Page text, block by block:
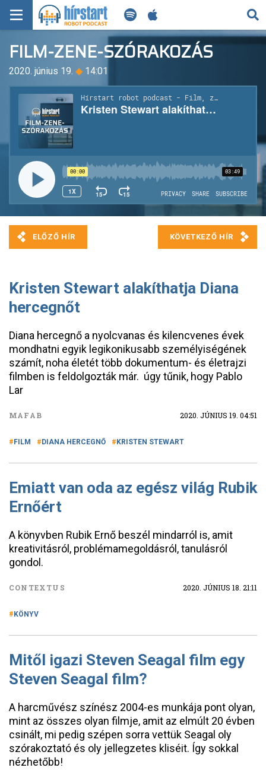
KERESÉS
KEZDŐLAP
FRISS HÍREK
TECH HÍREK
FILM-ZENE-SZÓRAKOZÁS
PLAYLIST
MI AZ A ROBOT PODCAST?
FILM-ZENE-SZÓRAKOZÁS
2020. június 19. ◆ 14:01
Kristen Stewart alakíthatja Diana
hercegnőt
Diana hercegnő a nyolcvanas és kilencvenes évek
mondhatni egyik legikonikusabb személyiségének
számít, noha életét több dokumentum- és életrajzi
filmben is feldolgozták már. úgy tűnik, hogy Pablo
Lar
MAFAB 2020. JÚNIUS 19. 04:51
FILM DIANA HERCEGNŐ KRISTEN STEWART
Emiatt van oda az egész világ Rubik
Ernőért
A könyvben Rubik Ernő beszél mindarról is, amit
kreativitásról, problémamegoldásról, tanulásról
gondol.
CONTEXTUS 2020. JÚNIUS 18. 21:11
KÖNYV
Mitől igazi Steven Seagal film egy
Steven Seagal film?
A harcművész színész 2004-es munkája pont olyan,
mint az összes olyan filmje, amit az elmúlt 20 évben
csinált, mi pedig szépen sorra vettük Seagal oly
szórakoztató és oly jellegzetes kliséit. Így sokkal
nézhetőbb!